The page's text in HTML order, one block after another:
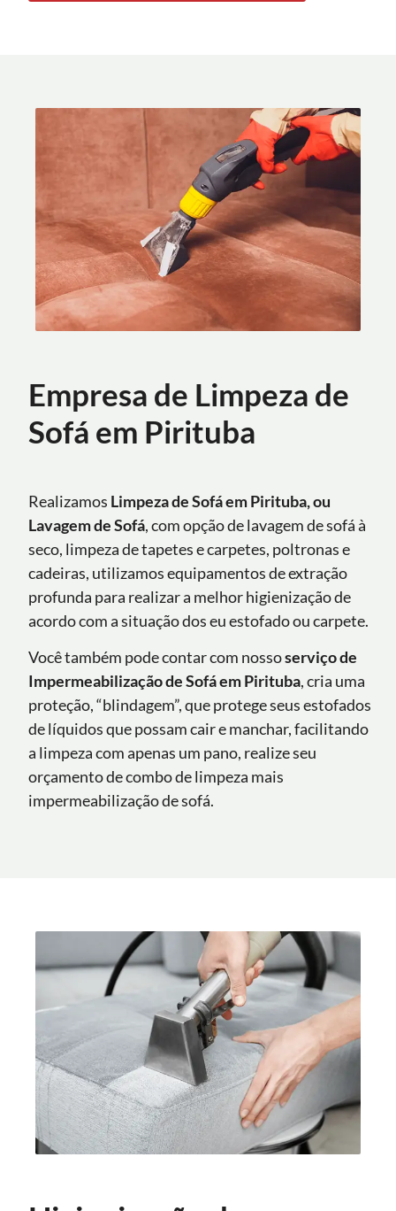
Empresa de Limpeza de
Sofá em Pirituba
Realizamos Limpeza de Sofá em Pirituba, ou
Lavagem de Sofá, com opção de lavagem de sofá à
seco, limpeza de tapetes e carpetes, poltronas e
cadeiras, utilizamos equipamentos de extração
profunda para realizar a melhor higienização de
acordo com a situação dos eu estofado ou carpete.
Você também pode contar com nossoserviço de
Impermeabilização de Sofáem Pirituba, cria uma
proteção, “blindagem”, que protege seus estofados
de líquidos que possam cair e manchar, facilitando
a limpeza com apenas um pano, realize seu
orçamento de combo de limpeza mais
impermeabilização de sofá.